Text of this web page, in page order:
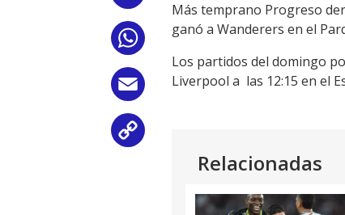
WhatsApp
Email
Más temprano Progreso
ganó a Wanderers en el
Los partidos del domingo
Liverpool a las 12:15 en el
Relacionadas